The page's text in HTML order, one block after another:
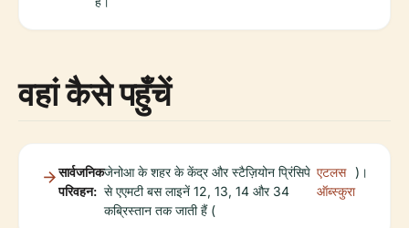
वहां कैसे पहुँचें
सार्वजनिक
परिवहन:
जेनोआ के शहर के केंद्र और स्टैज़ियोन प्रिंसिपे
से एएमटी बस लाइनें 12, 13, 14 और 34
कब्रिस्तान तक जाती हैं (
एटलस
ऑब्स्कुरा
)।